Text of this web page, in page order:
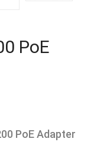
PoE
PoE Adapter